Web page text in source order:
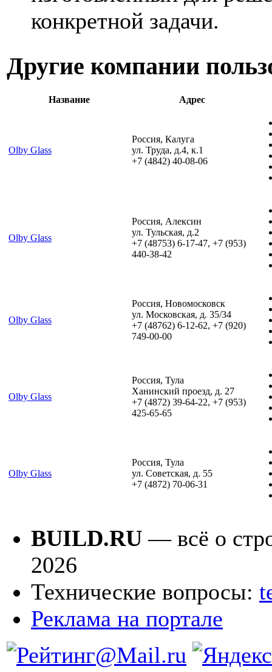
конкретной задачи.
Другие компании
Название Адрес
Olby Glass
Россия, Калуга
ул. Труда, д.4, к.1
+7 (4842) 40-08-06
Olby Glass
Россия, Алексин
ул. Тульская, д.2
+7 (48753) 6-17-47, +7 (953)
440-38-42
Olby Glass
Россия, Новомосковск
ул. Московская, д. 35/34
+7 (48762) 6-12-62, +7 (920)
749-00-00
Olby Glass
Россия, Тула
Ханинский проезд, д. 27
+7 (4872) 39-64-22, +7 (953)
425-65-65
Olby Glass
Россия, Тула
ул. Советская, д. 55
+7 (4872) 70-06-31
BUILD.RU — всё о
2026
Технические вопросы:
Реклама на портале